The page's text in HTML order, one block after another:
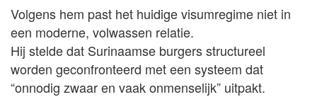
Volgens hem past het huidige visumregime niet in
een moderne, volwassen relatie.
Hij stelde dat Surinaamse burgers structureel
worden geconfronteerd met een systeem dat
“onnodig zwaar en vaak onmenselijk” uitpakt.